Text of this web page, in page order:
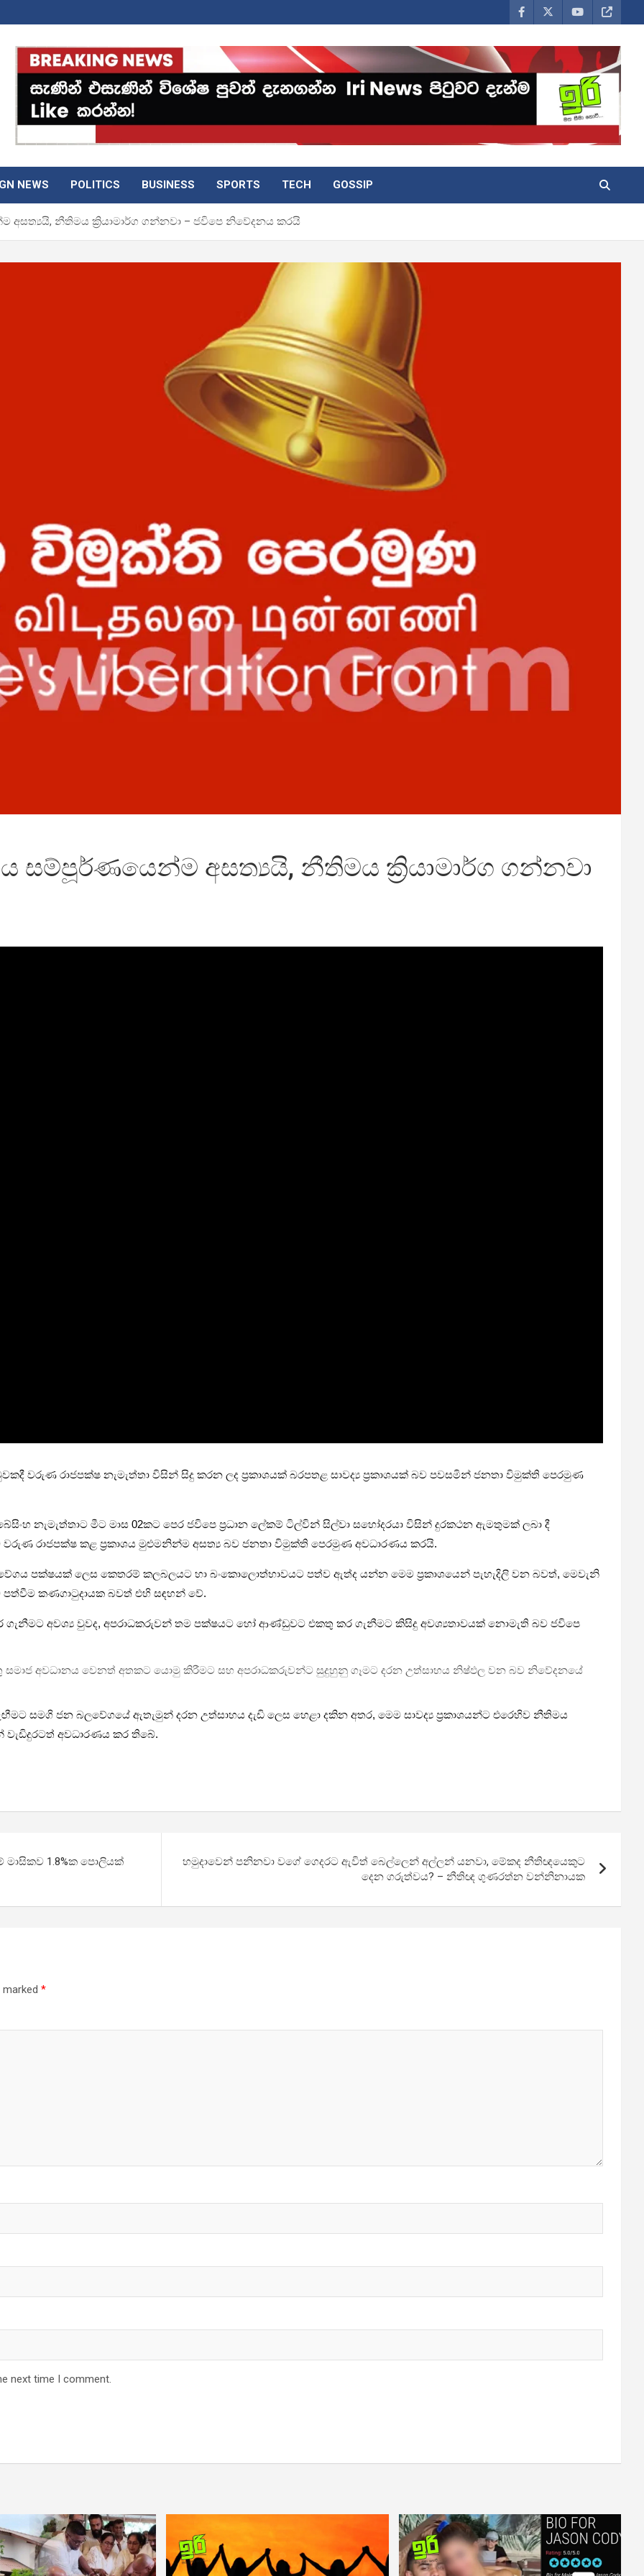
NEWS POLITICS BUSINESS SPORTS TECH GOSSIP
අසත්‍යයි, නීතිමය ක්‍රියාමාර්ග ගන්නවා – ජවිපෙ නිවේදනය කරයි
සම්පූර්ණයෙන්ම අසත්‍යයි, නීතිමය ක්‍රියාමාර්ග ගන්නවා
වරුණ රාජපක්ෂ නැමැත්තා විසින් සිදු කරන ලද ප්‍රකාශයක් බරපතළ සාවද්‍ය ප්‍රකාශයක් බව පවසමින් ජනතා විමුක්ති පෙරමුණ
නැමැත්තාට මීට මාස 02කට පෙර ජවිපෙ ප්‍රධාන ලේකම් ටිල්වින් සිල්වා සහෝදරයා විසින් දුරකථන ඇමතුමක් ලබා දී
රාජපක්ෂ කළ ප්‍රකාශය මුළුමනින්ම අසත්‍ය බව ජනතා විමුක්ති පෙරමුණ අවධාරණය කරයි.
පක්ෂයක් ලෙස කෙතරම් කලබලයට හා බංකොලොත්භාවයට පත්ව ඇත්ද යන්න මෙම ප්‍රකාශයෙන් පැහැදිලි වන බවත්, මෙවැනි
කණගාටුදායක බවත් එහි සඳහන් වේ.
අවශ්‍ය වුවද, අපරාධකරුවන් තම පක්ෂයට හෝ ආණ්ඩුවට එකතු කර ගැනීමට කිසිදු අවශ්‍යතාවයක් නොමැති බව ජවිපෙ
සමාජ අවධානය වෙනත් අතකට යොමු කිරීමට සහ අපරාධකරුවන්ට සුදුහුනු ගෑමට දරන උත්සාහය නිෂ්ඵල වන බව නිවේදනයේ
සමගි ජන බලවේගයේ ඇතැමුන් දරන උත්සාහය දැඩි ලෙස හෙළා දකින අතර, මෙම සාවද්‍ය ප්‍රකාශයන්ට එරෙහිව නීතිමය
අවධාරණය කර තිබේ.
මාසිකව 1.8%ක පොලියක්
හමුදාවෙන් පනිනවා වගේ ගෙදරට ඇවිත් බෙල්ලෙන් අල්ලන් යනවා, මේකද නීතිඥයෙකුට
දෙන ගරුත්වය? – නීතිඥ ගුණරත්න වන්නිනායක
marked *
next time I comment.